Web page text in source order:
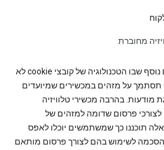
מחוברת
טלוויזיות מחוברות הן תחום נוסף שבו הטכנולוגיה של קובצי cookie לא
זמינה. במקום זאת, Google תסתמך על מזהים במכשירים שמיועדים
מודעות. בהרבה מכשירי טלוויזיה
פרסום שדומה למזהים של
תוכננו כך שמשתמשים יוכלו לאפס
לשימוש בהם לצורך פרסום מותאם